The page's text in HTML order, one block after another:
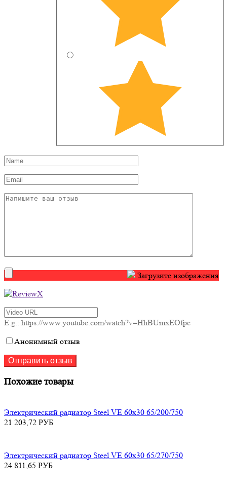
Загрузите изображения
E.g.: https://www.youtube.com/watch?v=HhBUmxEOfpc
Анонимный отзыв
Похожие товары
Электрический радиатор Steel VE 60х30 65/200/750
21 203,72 РУБ
Электрический радиатор Steel VE 60х30 65/270/750
24 811,65 РУБ